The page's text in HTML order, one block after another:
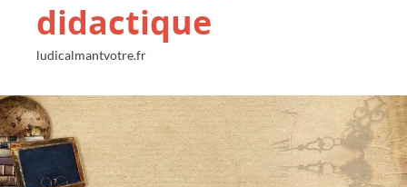
didactique
ludicalmantvotre.fr